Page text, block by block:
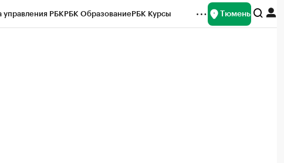
управления РБКРБК ОбразованиеРБК Курсы Тюмень